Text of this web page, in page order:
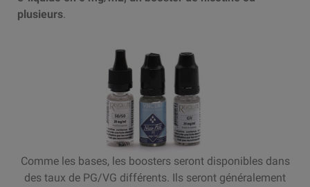
plusieurs.
Comme les bases, les boosters seront disponibles dans
des taux de PG/VG différents. Ils seront généralement